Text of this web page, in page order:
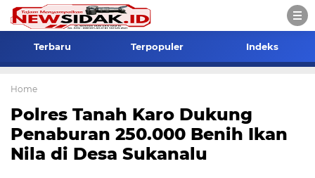
Terbaru Terpopuler Indeks
Home
Polres Tanah Karo Dukung
Penaburan 250.000 Benih Ikan
Nila di Desa Sukanalu